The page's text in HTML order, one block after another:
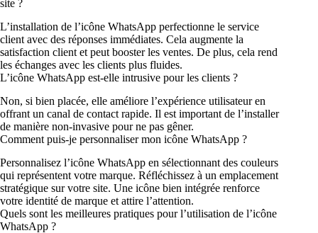
site ?
L’installation de l’icône WhatsApp perfectionne le service
client avec des réponses immédiates. Cela augmente la
satisfaction client et peut booster les ventes. De plus, cela rend
les échanges avec les clients plus fluides.
L’icône WhatsApp est-elle intrusive pour les clients ?
Non, si bien placée, elle améliore l’expérience utilisateur en
offrant un canal de contact rapide. Il est important de l’installer
de manière non-invasive pour ne pas gêner.
Comment puis-je personnaliser mon icône WhatsApp ?
Personnalisez l’icône WhatsApp en sélectionnant des couleurs
qui représentent votre marque. Réfléchissez à un emplacement
stratégique sur votre site. Une icône bien intégrée renforce
votre identité de marque et attire l’attention.
Quels sont les meilleures pratiques pour l’utilisation de l’icône
WhatsApp ?